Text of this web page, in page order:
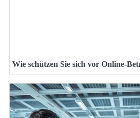
Wie schützen Sie sich vor Online-